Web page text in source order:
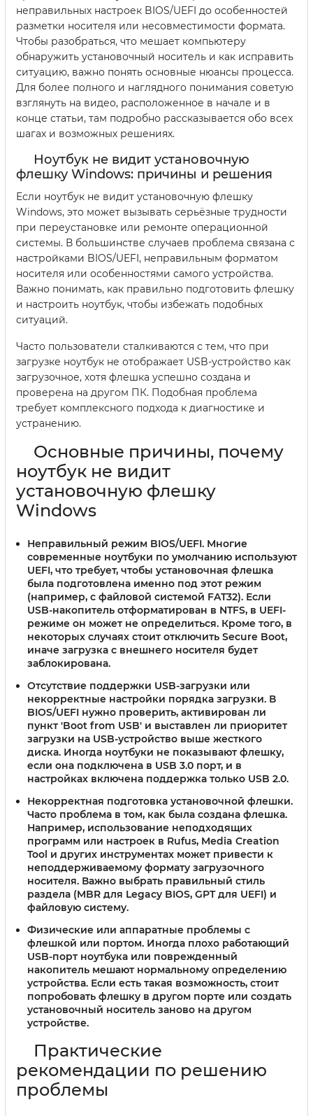
неправильных настроек BIOS/UEFI до особенностей
разметки носителя или несовместимости формата.
Чтобы разобраться, что мешает компьютеру
обнаружить установочный носитель и как исправить
ситуацию, важно понять основные нюансы процесса.
Для более полного и наглядного понимания советую
взглянуть на видео, расположенное в начале и в
конце статьи, там подробно рассказывается обо всех
шагах и возможных решениях.
Ноутбук не видит установочную
флешку Windows: причины и решения
Если ноутбук не видит установочную флешку
Windows, это может вызывать серьёзные трудности
при переустановке или ремонте операционной
системы. В большинстве случаев проблема связана с
настройками BIOS/UEFI, неправильным форматом
носителя или особенностями самого устройства.
Важно понимать, как правильно подготовить флешку
и настроить ноутбук, чтобы избежать подобных
ситуаций.
Часто пользователи сталкиваются с тем, что при
загрузке ноутбук не отображает USB-устройство как
загрузочное, хотя флешка успешно создана и
проверена на другом ПК. Подобная проблема
требует комплексного подхода к диагностике и
устранению.
Основные причины, почему
ноутбук не видит
установочную флешку
Windows
Неправильный режим BIOS/UEFI. Многие
современные ноутбуки по умолчанию используют
UEFI, что требует, чтобы установочная флешка
была подготовлена именно под этот режим
(например, с файловой системой FAT32). Если
USB-накопитель отформатирован в NTFS, в UEFI-
режиме он может не определиться. Кроме того, в
некоторых случаях стоит отключить Secure Boot,
иначе загрузка с внешнего носителя будет
заблокирована.
Отсутствие поддержки USB-загрузки или
некорректные настройки порядка загрузки. В
BIOS/UEFI нужно проверить, активирован ли
пункт 'Boot from USB' и выставлен ли приоритет
загрузки на USB-устройство выше жесткого
диска. Иногда ноутбуки не показывают флешку,
если она подключена в USB 3.0 порт, и в
настройках включена поддержка только USB 2.0.
Некорректная подготовка установочной флешки.
Часто проблема в том, как была создана флешка.
Например, использование неподходящих
программ или настроек в Rufus, Media Creation
Tool и других инструментах может привести к
неподдерживаемому формату загрузочного
носителя. Важно выбрать правильный стиль
раздела (MBR для Legacy BIOS, GPT для UEFI) и
файловую систему.
Физические или аппаратные проблемы с
флешкой или портом. Иногда плохо работающий
USB-порт ноутбука или поврежденный
накопитель мешают нормальному определению
устройства. Если есть такая возможность, стоит
попробовать флешку в другом порте или создать
установочный носитель заново на другом
устройстве.
Практические
рекомендации по решению
проблемы